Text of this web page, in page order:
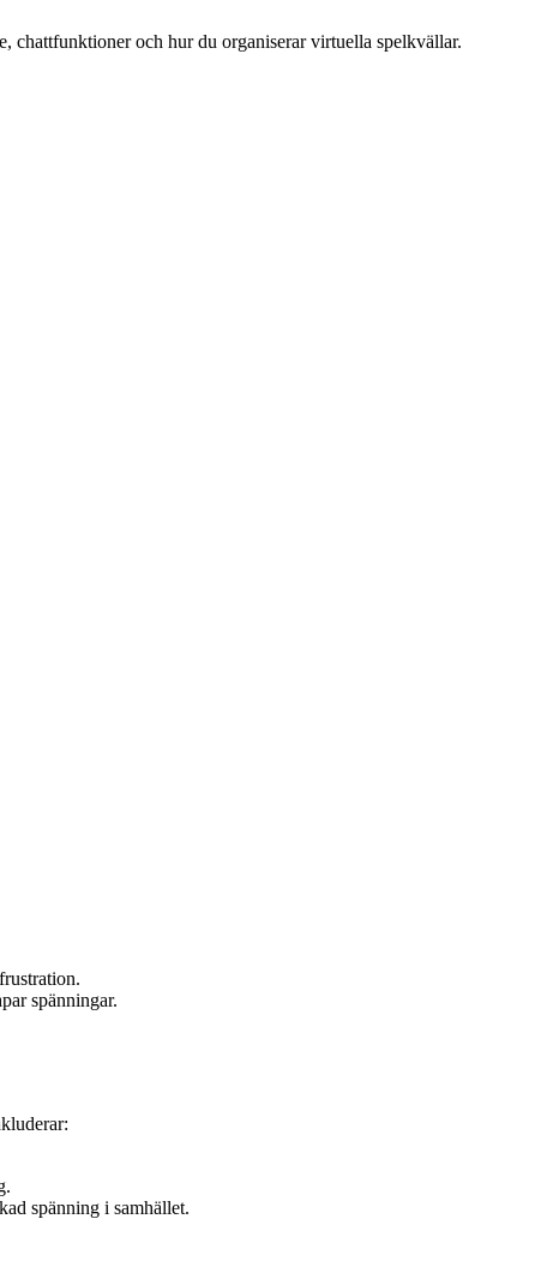
chattfunktioner och hur du organiserar virtuella spelkvällar.
spänningar.
spänning i samhället.